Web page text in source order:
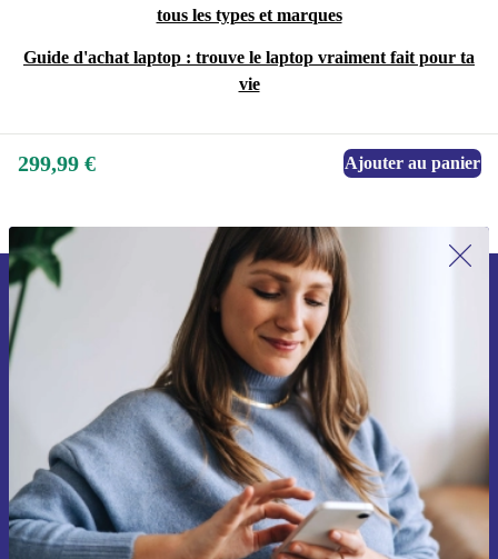
tous les types et marques
Guide d'achat laptop : trouve le laptop vraiment fait pour ta
vie
299,99 € Ajouter au panier
Recevoir offres et infos de refurbed
par mail
Ne manquez plus aucune offre.
S'inscrire
Retrouvez les informations sur l'utilisation des données personnelles
dans notrepolitique de confidentialité.